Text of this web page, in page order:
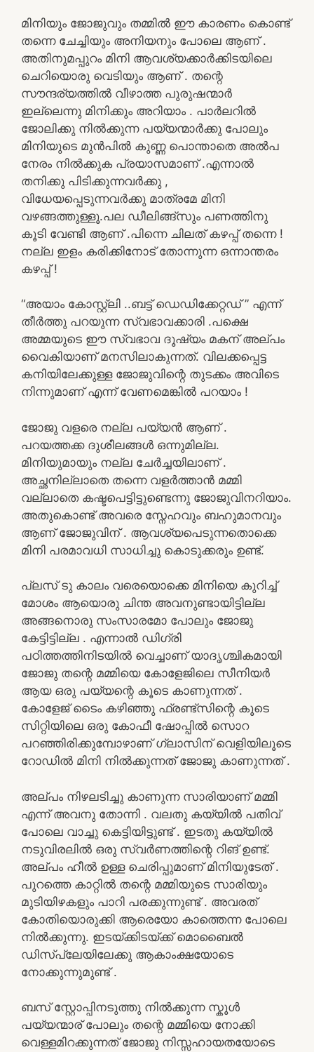
മിനിയും ജോജുവും തമ്മിൽ ഈ കാരണം കൊണ്ട്
തന്നെ ചേച്ചിയും അനിയനും പോലെ ആണ് .
അതിനുമപ്പുറം മിനി ആവശ്യക്കാർക്കിടയിലെ
ചെറിയൊരു വെടിയും ആണ് . തന്റെ
സൗന്ദര്യത്തിൽ വീഴാത്ത പുരുഷന്മാർ
ഇല്ലെന്നു മിനിക്കും അറിയാം . പാർലറിൽ
ജോലിക്കു നിൽക്കുന്ന പയ്യന്മാർക്കു പോലും
മിനിയുടെ മുൻപിൽ കുണ്ണ പൊന്താതെ അൽപ
നേരം നിൽക്കുക പ്രയാസമാണ് .എന്നാൽ
തനിക്കു പിടിക്കുന്നവർക്കു ,
വിധേയപ്പെടുന്നവർക്കു മാത്രമേ മിനി
വഴങ്ങത്തുള്ളൂ.പല ഡീലിങ്ങ്സും പണത്തിനു
കൂടി വേണ്ടി ആണ് .പിന്നെ ചിലത് കഴപ്പ് തന്നെ !
നല്ല ഇളം കരിക്കിനോട് തോന്നുന്ന ഒന്നാന്തരം
കഴപ്പ് !
“അയാം കോസ്റ്റ്‌ലി ..ബട്ട് ഡെഡിക്കേറ്റഡ് ” എന്ന്
തീർത്തു പറയുന്ന സ്വഭാവക്കാരി .പക്ഷെ
അമ്മയുടെ ഈ സ്വഭാവ ദൂഷ്യം മകന് അല്പം
വൈകിയാണ് മനസിലാകുന്നത്. വിലക്കപ്പെട്ട
കനിയിലേക്കുള്ള ജോജുവിന്റെ തുടക്കം അവിടെ
നിന്നുമാണ് എന്ന് വേണമെങ്കിൽ പറയാം !
ജോജു വളരെ നല്ല പയ്യൻ ആണ് .
പറയത്തക്ക ദുശീലങ്ങൾ ഒന്നുമില്ല.
മിനിയുമായും നല്ല ചേർച്ചയിലാണ് .
അച്ഛനില്ലാതെ തന്നെ വളർത്താൻ മമ്മി
വല്ലാതെ കഷ്ടപെട്ടിട്ടുണ്ടെന്നു ജോജുവിനറിയാം.
അതുകൊണ്ട് അവരെ സ്നേഹവും ബഹുമാനവും
ആണ് ജോജുവിന്‌ . ആവശ്യപെടുന്നതൊക്കെ
മിനി പരമാവധി സാധിച്ചു കൊടുക്കരും ഉണ്ട്.
പ്ലസ് ടു കാലം വരെയൊക്കെ മിനിയെ കുറിച്ച്
മോശം ആയൊരു ചിന്ത അവനുണ്ടായിട്ടില്ല
അങ്ങനൊരു സംസാരമോ പോലും ജോജു
കേട്ടിട്ടില്ല . എന്നാൽ ഡിഗ്രി
പഠിത്തത്തിനിടയിൽ വെച്ചാണ് യാദൃശ്ചികമായി
ജോജു തന്റെ മമ്മിയെ കോളേജിലെ സീനിയർ
ആയ ഒരു പയ്യന്റെ കൂടെ കാണുന്നത് .
കോളേജ് ടൈം കഴിഞ്ഞു ഫ്രണ്ട്സിന്റെ കൂടെ
സിറ്റിയിലെ ഒരു കോഫീ ഷോപ്പിൽ സൊറ
പറഞ്ഞിരിക്കുമ്പോഴാണ് ഗ്ലാസിന് വെളിയിലൂടെ
റോഡിൽ മിനി നിൽക്കുന്നത് ജോജു കാണുന്നത് .
അല്പം നിഴലടിച്ചു കാണുന്ന സാരിയാണ് മമ്മി
എന്ന് അവനു തോന്നി . വലതു കയ്യിൽ പതിവ്
പോലെ വാച്ചു കെട്ടിയിട്ടുണ്ട് . ഇടതു കയ്യിൽ
നടുവിരലിൽ ഒരു സ്വർണത്തിന്റെ റിങ് ഉണ്ട്.
അല്പം ഹീൽ ഉള്ള ചെരിപ്പുമാണ് മിനിയുടേത് .
പുറത്തെ കാറ്റിൽ തന്റെ മമ്മിയുടെ സാരിയും
മുടിയിഴകളും പാറി പരക്കുന്നുണ്ട് . അവരത്
കോതിയൊരുക്കി ആരെയോ കാത്തെന്ന പോലെ
നിൽക്കുന്നു. ഇടയ്ക്കിടയ്ക്ക് മൊബൈൽ
ഡിസ്‌പ്ലേയിലേക്കു ആകാംക്ഷയോടെ
നോക്കുന്നുമുണ്ട് .
ബസ് സ്റ്റോപ്പിനടുത്തു നിൽക്കുന്ന സ്കൂൾ
പയ്യന്മാര് പോലും തന്റെ മമ്മിയെ നോക്കി
വെള്ളമിറക്കുന്നത് ജോജു നിസ്സഹായതയോടെ